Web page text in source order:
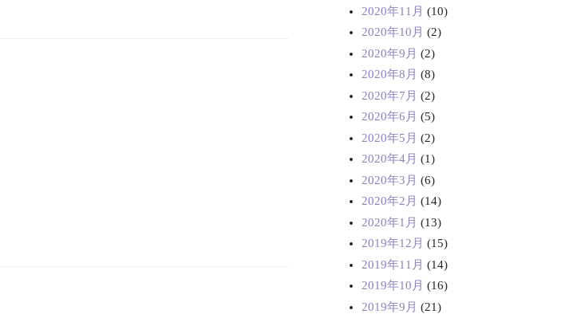
2020年11月 (10)
2020年10月 (2)
2020年9月 (2)
2020年8月 (8)
2020年7月 (2)
2020年6月 (5)
2020年5月 (2)
2020年4月 (1)
2020年3月 (6)
2020年2月 (14)
2020年1月 (13)
2019年12月 (15)
2019年11月 (14)
2019年10月 (16)
2019年9月 (21)